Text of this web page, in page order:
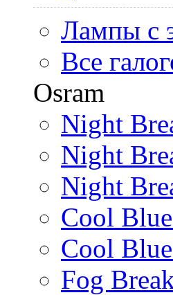
Лампы с
Все
Osram
Night
Night
Night
Cool
Cool
Fog